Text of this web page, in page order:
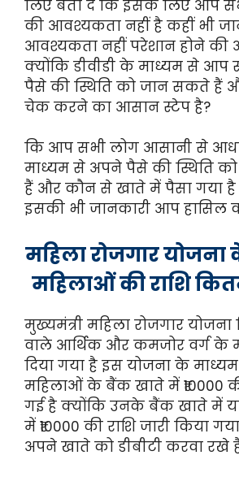
लिए बता दें कि इसके लिए आप
की आवश्यकता नहीं है कहीं भी
आवश्यकता नहीं परेशान होने की
क्योंकि डीवीडी के माध्यम से आप
पैसे की स्थिति को जान सकते हैं
चेक करने का आसान स्टेप है?
कि आप सभी लोग आसानी से
माध्यम से अपने पैसे की स्थिति
हैं और कौन से खाते में पैसा गया है
इसकी भी जानकारी आप हासिल
महिला रोजगार
महिलाओं की राशि
मुख्यमंत्री महिला रोजगार योजना
वाले आर्थिक और कमजोर वर्ग के
दिया गया है इस योजना के
महिलाओं के बैंक खाते में ₹10000
गई है क्योंकि उनके बैंक खाते में
में ₹10000 की राशि जारी किया
अपने खाते को डीबीटी करवा रखे